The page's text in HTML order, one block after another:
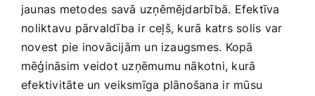
jaunas metodes savā uzņēmējdarbībā. Efektīva
⁣noliktavu pārvaldība ir ceļš, kurā katrs solis var
novest pie inovācijām un izaugsmes. Kopā
mēģināsim ‌veidot uzņēmumu nākotni, kurā
efektivitāte un ⁤veiksmīga⁤ plānošana⁣ ir mūsu